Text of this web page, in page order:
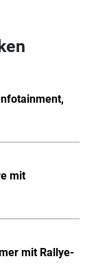
mit
mit Rallye-